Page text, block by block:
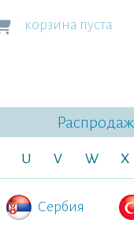
корзина пуста
U V W X
Сербия